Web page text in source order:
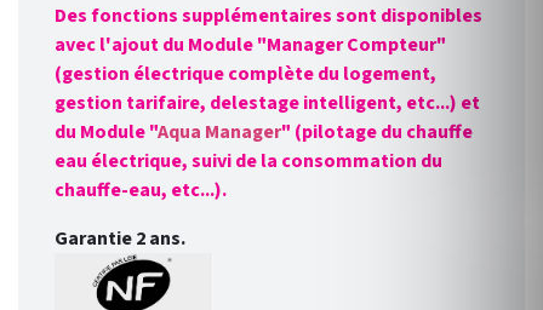
Des fonctions supplémentaires sont disponibles
avec l'ajout du Module "Manager Compteur"
(gestion électrique complète du logement,
gestion tarifaire, delestage intelligent, etc...) et
du Module "Aqua Manager" (pilotage du chauffe
eau électrique, suivi de la consommation du
chauffe-eau, etc...).
Garantie 2 ans.